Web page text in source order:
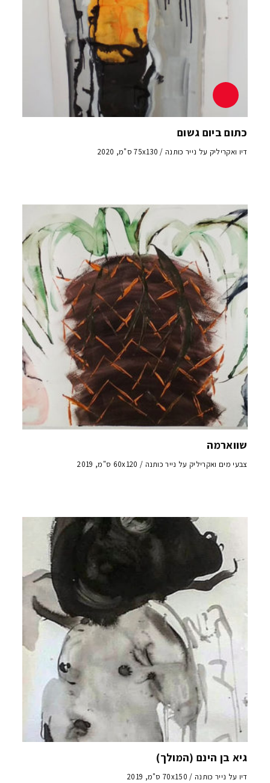
כתום ביום גשום
דיו ואקריליק על נייר כותנה / 75x130 ס"מ, 2020
שווארמה
צבעי מים ואקריליק על נייר כותנה / 60x120 ס"מ, 2019
גיא בן הינם (המולך)
דיו על נייר כותנה / 70x150 ס"מ, 2019